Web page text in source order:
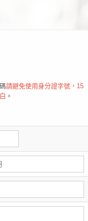
請避免使用身分證字號，15
。